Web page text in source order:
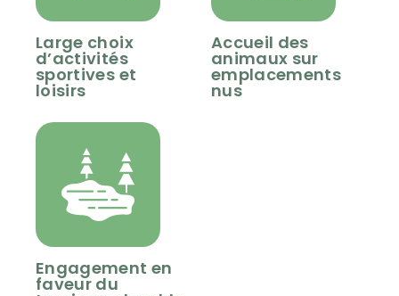
Large choix
d’activités
sportives et
loisirs
Accueil des
animaux sur
emplacements
nus
Engagement en
faveur du